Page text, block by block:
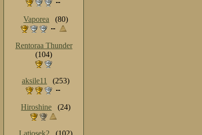
Vaporea (80)
Rentoraa Thunder
(104)
aksile11 (253)
Hiroshine (24)